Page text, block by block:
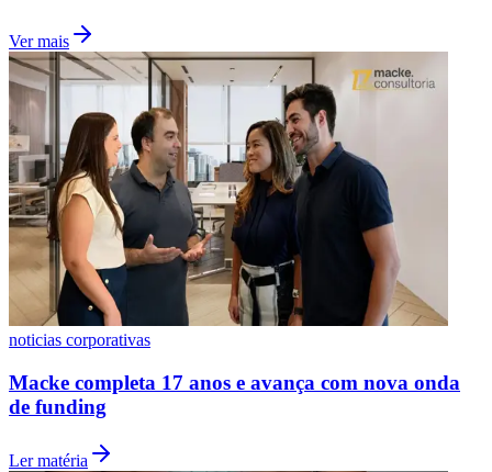
Vasco
Ver mais
noticias corporativas
Macke completa 17 anos e avança com nova onda
de funding
Ler matéria